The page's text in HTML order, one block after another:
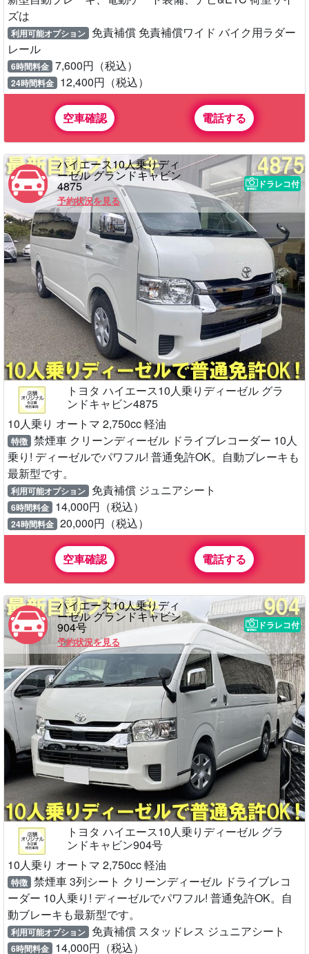
ズは
利用可能オプション 免責補償 免責補償ワイド バイク用ラダー
レール
6時間料金 7,600円（税込）
24時間料金 12,400円（税込）
空車確認 電話する
ハイエース10人乗りディ
ーゼル グランドキャビン
4875
予約状況を見る
ドラレコ付
トヨタ ハイエース10人乗りディーゼル グラ
ンドキャビン4875
10人乗り オートマ 2,750cc 軽油
特徴 禁煙車 クリーンディーゼル ドライブレコーダー 10人
乗り! ディーゼルでパワフル! 普通免許OK。自動ブレーキも
最新型です。
利用可能オプション 免責補償 ジュニアシート
6時間料金 14,000円（税込）
24時間料金 20,000円（税込）
空車確認 電話する
ハイエース10人乗りディ
ーゼル グランドキャビン
904号
予約状況を見る
ドラレコ付
トヨタ ハイエース10人乗りディーゼル グラ
ンドキャビン904号
10人乗り オートマ 2,750cc 軽油
特徴 禁煙車 3列シート クリーンディーゼル ドライブレコ
ーダー 10人乗り! ディーゼルでパワフル! 普通免許OK。自
動ブレーキも最新型です。
利用可能オプション 免責補償 スタッドレス ジュニアシート
6時間料金 14,000円（税込）